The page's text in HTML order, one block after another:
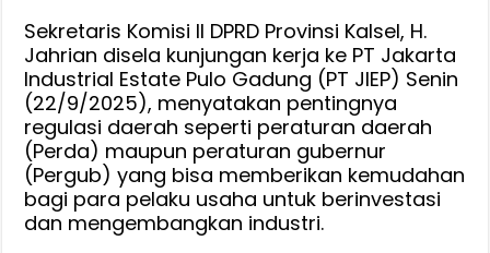
PT
JIEP
Sekretaris Komisi II DPRD Provinsi Kalsel, H.
Jahrian disela kunjungan kerja ke PT Jakarta
Industrial Estate Pulo Gadung (PT JIEP) Senin
(22/9/2025), menyatakan pentingnya
regulasi daerah seperti peraturan daerah
(Perda) maupun peraturan gubernur
(Pergub) yang bisa memberikan kemudahan
bagi para pelaku usaha untuk berinvestasi
dan mengembangkan industri.